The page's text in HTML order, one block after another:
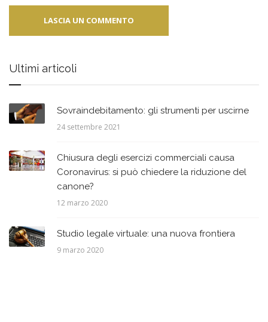
Ultimi articoli
Sovraindebitamento: gli strumenti per uscirne
24 settembre 2021
Chiusura degli esercizi commerciali causa
Coronavirus: si può chiedere la riduzione del
canone?
12 marzo 2020
Studio legale virtuale: una nuova frontiera
9 marzo 2020